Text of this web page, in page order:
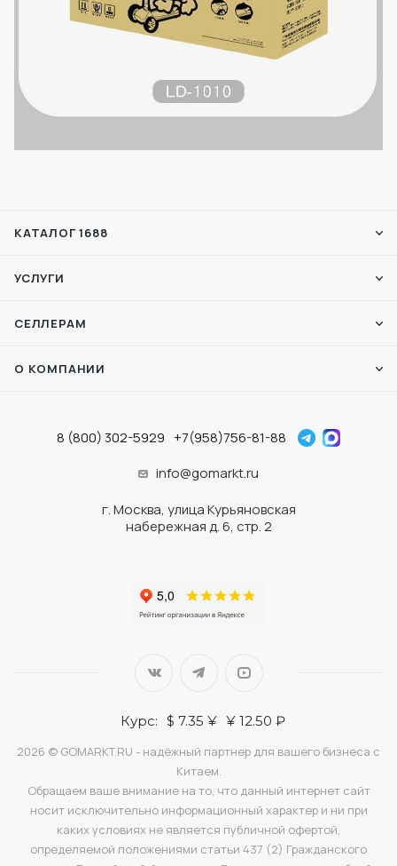
КАТАЛОГ 1688
УСЛУГИ
СЕЛЛЕРАМ
О КОМПАНИИ
8 (800) 302-5929 +7(958)756-81-88
info@gomarkt.ru
г. Москва, улица Курьяновская
набережная д. 6, стр. 2
Курс: $ 7.35 ¥ ¥ 12.50 ₽
2026 © GOMARKT.RU - надёжный партнер для вашего бизнеса с
Китаем.
Обращаем ваше внимание на то, что данный интернет сайт
носит исключительно информационный характер и ни при
каких условиях не является публичной офертой,
определяемой положениями статьи 437 (2) Гражданского